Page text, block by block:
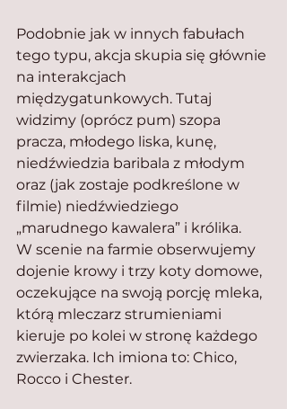
Podobnie jak w innych fabułach
tego typu, akcja skupia się głównie
na interakcjach
międzygatunkowych. Tutaj
widzimy (oprócz pum) szopa
pracza, młodego liska, kunę,
niedźwiedzia baribala z młodym
oraz (jak zostaje podkreślone w
filmie) niedźwiedziego
„marudnego kawalera” i królika.
W scenie na farmie obserwujemy
dojenie krowy i trzy koty domowe,
oczekujące na swoją porcję mleka,
którą mleczarz strumieniami
kieruje po kolei w stronę każdego
zwierzaka. Ich imiona to: Chico,
Rocco i Chester.